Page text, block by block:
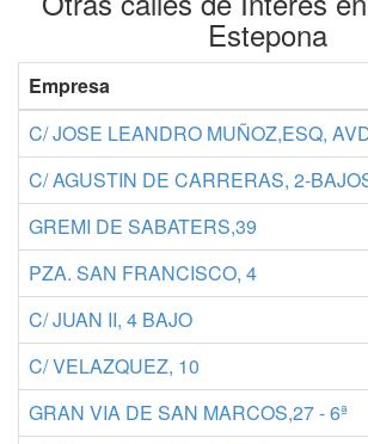
Estepona
Empresa
C/ JOSE LEANDRO MUÑOZ,ESQ,
C/ AGUSTIN DE CARRERAS, 2-
GREMI DE SABATERS,39
PZA. SAN FRANCISCO, 4
C/ JUAN II, 4 BAJO
C/ VELAZQUEZ, 10
GRAN VIA DE SAN MARCOS,27 - 6ª